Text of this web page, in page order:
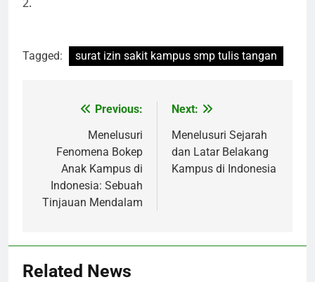
Tagged: surat izin sakit kampus smp tulis tangan
navigation
Previous:
Menelusuri
Fenomena Bokep
Anak Kampus di
Indonesia: Sebuah
Tinjauan Mendalam
Next:
Menelusuri Sejarah
dan Latar Belakang
Kampus di Indonesia
Related News